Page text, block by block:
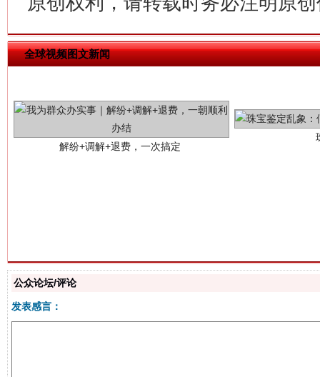
全球视频图文新闻
解纷+调解+退费，一次搞定
公众论坛/评论
发表感言：